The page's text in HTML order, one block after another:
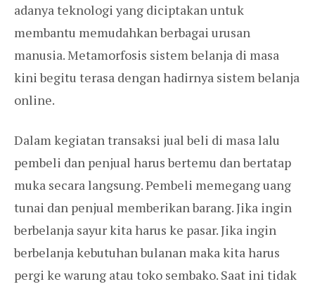
adanya teknologi yang diciptakan untuk
membantu memudahkan berbagai urusan
manusia. Metamorfosis sistem belanja di masa
kini begitu terasa dengan hadirnya sistem belanja
online.
Dalam kegiatan transaksi jual beli di masa lalu
pembeli dan penjual harus bertemu dan bertatap
muka secara langsung. Pembeli memegang uang
tunai dan penjual memberikan barang. Jika ingin
berbelanja sayur kita harus ke pasar. Jika ingin
berbelanja kebutuhan bulanan maka kita harus
pergi ke warung atau toko sembako. Saat ini tidak